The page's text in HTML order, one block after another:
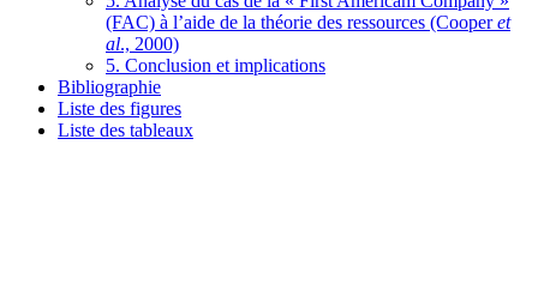
(FAC) à l’aide de la théorie des ressources (Cooperet
al., 2000)
5. Conclusion et implications
Bibliographie
Liste des figures
Liste des tableaux